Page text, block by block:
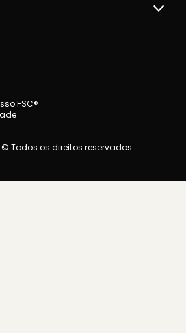
FSC®
© Todos os direitos reservados